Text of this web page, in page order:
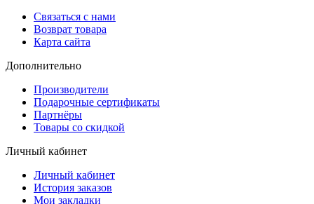
Связаться с нами
Возврат товара
Карта сайта
Дополнительно
Производители
Подарочные сертификаты
Партнёры
Товары со скидкой
Личный кабинет
Личный кабинет
История заказов
Мои закладки